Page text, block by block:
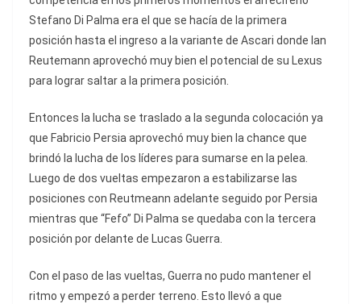
Stefano Di Palma era el que se hacía de la primera
posición hasta el ingreso a la variante de Ascari donde Ian
Reutemann aprovechó muy bien el potencial de su Lexus
para lograr saltar a la primera posición.
Entonces la lucha se traslado a la segunda colocación ya
que Fabricio Persia aprovechó muy bien la chance que
brindó la lucha de los líderes para sumarse en la pelea.
Luego de dos vueltas empezaron a estabilizarse las
posiciones con Reutmeann adelante seguido por Persia
mientras que “Fefo” Di Palma se quedaba con la tercera
posición por delante de Lucas Guerra.
Con el paso de las vueltas, Guerra no pudo mantener el
ritmo y empezó a perder terreno. Esto llevó a que